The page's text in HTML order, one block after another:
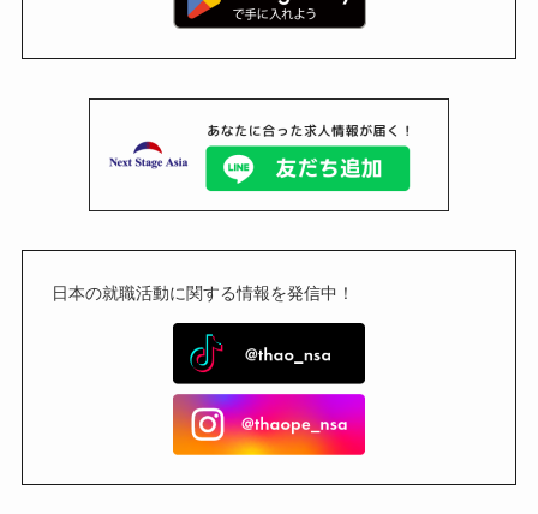
日本の就職活動に関する情報を発信中！